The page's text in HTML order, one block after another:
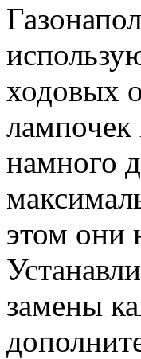
ходовых
лампочек
намного
этом они
замены